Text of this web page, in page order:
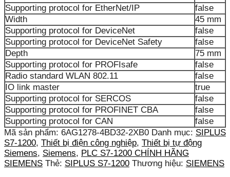
Supporting protocol for EtherNet/IP
false
Width
45 mm
Supporting protocol for DeviceNet
false
Supporting protocol for DeviceNet Safety
false
Depth
75 mm
Supporting protocol for PROFIsafe
false
Radio standard WLAN 802.11
false
IO link master
true
Supporting protocol for SERCOS
false
Supporting protocol for PROFINET CBA
false
Supporting protocol for CAN
false
Mã sản phẩm: 6AG1278-4BD32-2XB0 Danh mục: SIPLUS
S7-1200, Thiết bị điện công nghiệp, Thiết bị tự động
Siemens, Siemens, PLC S7-1200 CHÍNH HÃNG
SIEMENS Thẻ: SIPLUS S7-1200 Thương hiệu: SIEMENS